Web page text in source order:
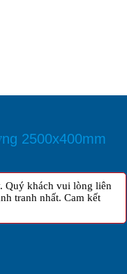
2500x400mm
Quý khách vui lòng liên
tranh nhất. Cam kết